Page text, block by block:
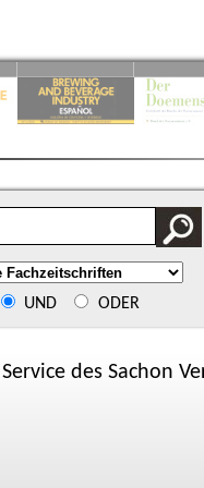
UND ODER
des Sachon